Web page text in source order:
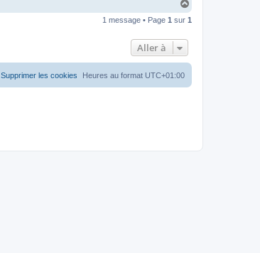
u
1 message • Page 1 sur 1
Aller à
Heures au format UTC+01:00
Supprimer les cookies